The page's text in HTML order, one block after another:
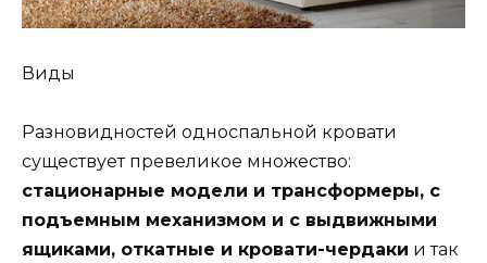
Виды
Разновидностей односпальной кровати
существует превеликое множество:
стационарные модели и трансформеры, с
подъемным механизмом и с выдвижными
ящиками, откатные и кровати-чердаки и так